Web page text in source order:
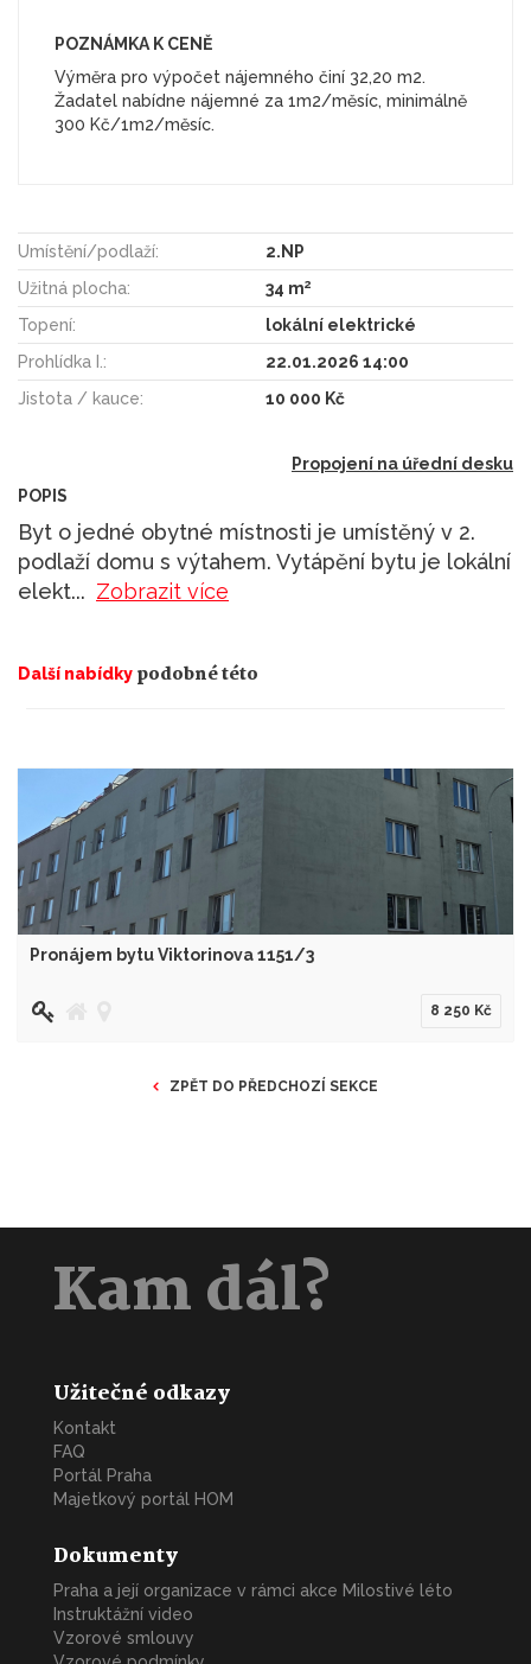
POZNÁMKA K CENĚ
Výměra pro výpočet nájemného činí 32,20 m2.
Žadatel nabídne nájemné za 1m2/měsíc, minimálně
300 Kč/1m2/měsíc.
Umístění/podlaží:
2.NP
Užitná plocha:
34 m2
Topení:
lokální elektrické
Prohlídka I.:
22.01.2026 14:00
Jistota / kauce:
10 000 Kč
Propojení na úřední desku
POPIS
Byt o jedné obytné místnosti je umístěný v 2.
podlaží domu s výtahem. Vytápění bytu je lokální
elekt... Zobrazit více
Další nabídky podobné této
Pronájem bytu Viktorinova 1151/3
8 250 Kč
ZPĚT DO PŘEDCHOZÍ SEKCE
Kam dál?
Užitečné odkazy
Kontakt
FAQ
Portál Praha
Majetkový portál HOM
Dokumenty
Praha a její organizace v rámci akce Milostivé léto
Instruktážní video
Vzorové smlouvy